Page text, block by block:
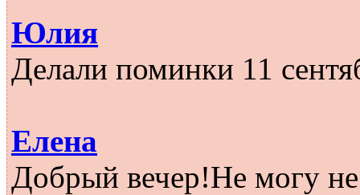
Юлия
Делали поминки 11
Елена
Добрый вечер!Не могу